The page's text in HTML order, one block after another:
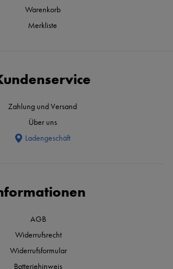
Warenkorb
Merkliste
Zahlung und Versand
Über uns
Ladengeschäft
AGB
Widerrufsrecht
Widerrufsformular
Batteriehinweis